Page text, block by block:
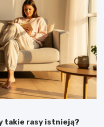
takie rasy istnieją?